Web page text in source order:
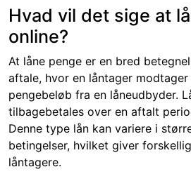
Hvad vil det sige at
online?
At låne penge er en bred
aftale, hvor en låntager
pengebeløb fra en låneudbyder.
tilbagebetales over en aftalt
Denne type lån kan variere i
betingelser, hvilket giver
låntagere.